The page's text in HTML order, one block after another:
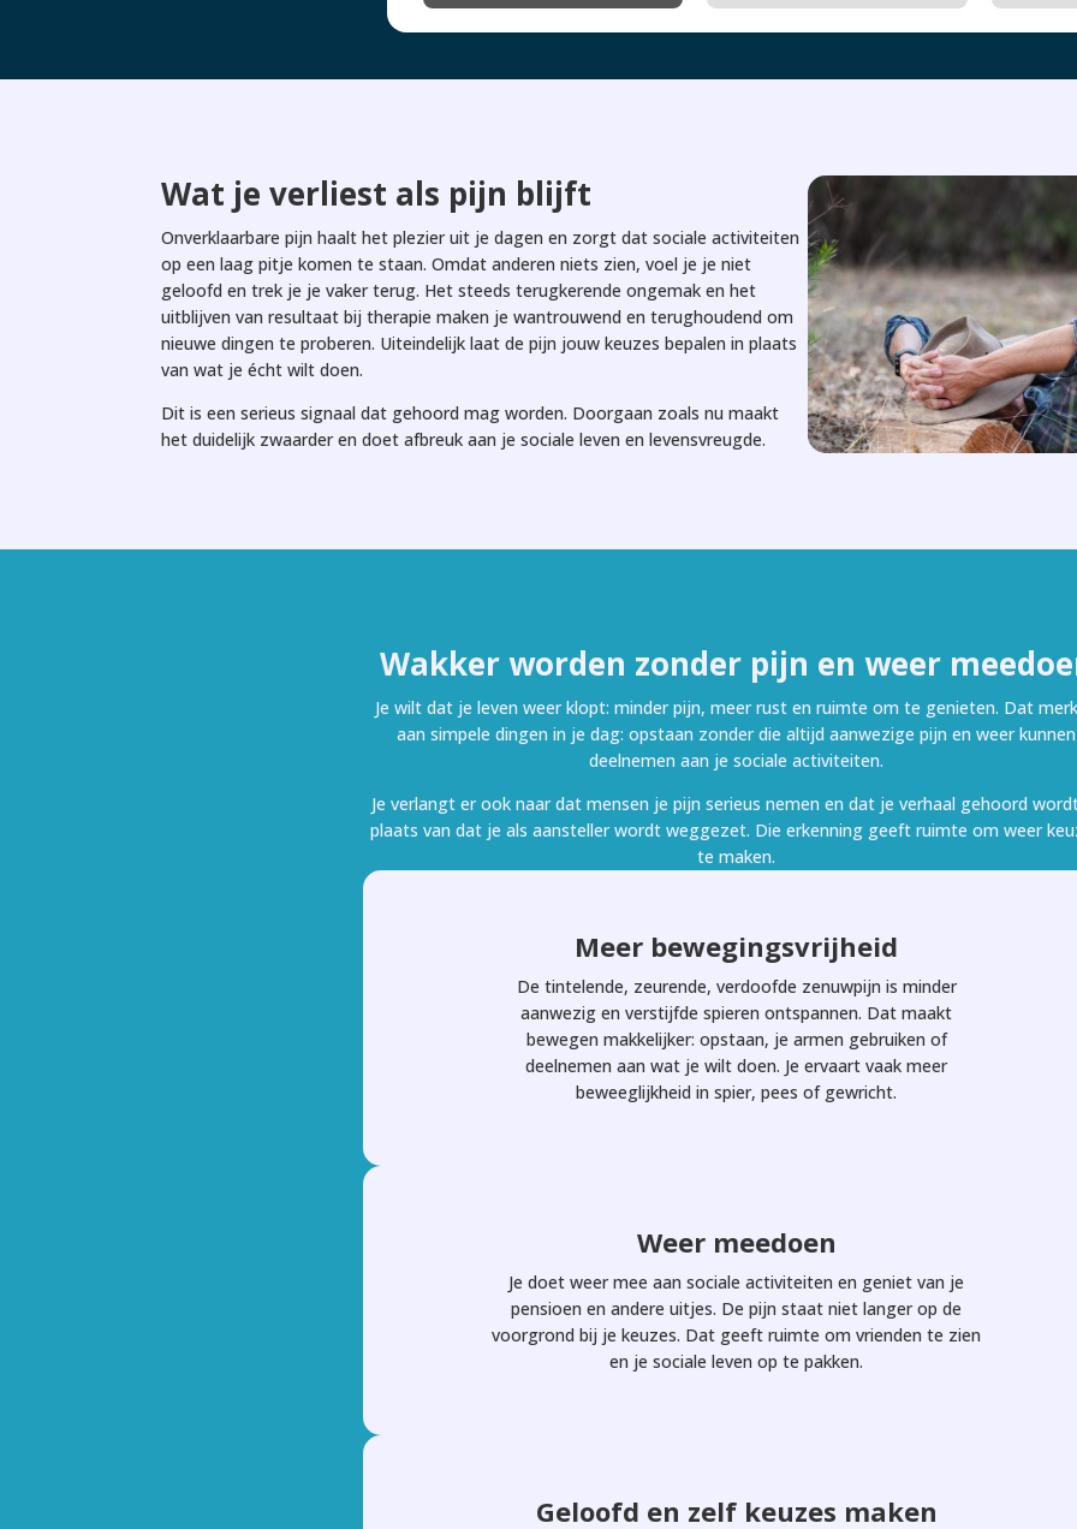
Wat je verliest als pijn blijft
Onverklaarbare pijn haalt het plezier uit je dagen en zorgt dat sociale activiteiten
op een laag pitje komen te staan. Omdat anderen niets zien, voel je je niet
geloofd en trek je je vaker terug. Het steeds terugkerende ongemak en het
uitblijven van resultaat bij therapie maken je wantrouwend en terughoudend om
nieuwe dingen te proberen. Uiteindelijk laat de pijn jouw keuzes bepalen in plaats
van wat je écht wilt doen.
Dit is een serieus signaal dat gehoord mag worden. Doorgaan zoals nu maakt
het duidelijk zwaarder en doet afbreuk aan je sociale leven en levensvreugde.
Wakker worden zonder pijn en weer
Je wilt dat je leven weer klopt: minder pijn, meer rust en ruimte om te genieten. Dat
aan simpele dingen in je dag: opstaan zonder die altijd aanwezige pijn en weer kunnen
deelnemen aan je sociale activiteiten.
Je verlangt er ook naar dat mensen je pijn serieus nemen en dat je verhaal gehoord
plaats van dat je als aansteller wordt weggezet. Die erkenning geeft ruimte om weer
te maken.
Meer bewegingsvrijheid
De tintelende, zeurende, verdoofde zenuwpijn is minder
aanwezig en verstijfde spieren ontspannen. Dat maakt
bewegen makkelijker: opstaan, je armen gebruiken of
deelnemen aan wat je wilt doen. Je ervaart vaak meer
beweeglijkheid in spier, pees of gewricht.
Weer meedoen
Je doet weer mee aan sociale activiteiten en geniet van je
pensioen en andere uitjes. De pijn staat niet langer op de
voorgrond bij je keuzes. Dat geeft ruimte om vrienden te zien
en je sociale leven op te pakken.
Geloofd en zelf keuzes maken